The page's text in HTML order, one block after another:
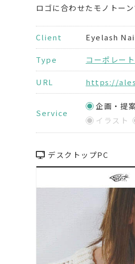
ロゴに合わせたモノトー
Client Eyelash
Type コーポレー
URL https://
Service
企画・提
イラスト
デスクトップPC